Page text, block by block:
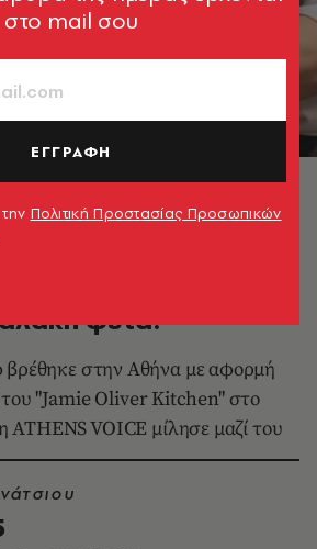
φέτα!
στην Αθήνα με αφορμή
του "Jamie Oliver Kitchen" στο
ATHENS VOICE μίλησε μαζί του
στο mail σου
ΕΓΓΡΑΦΗ
Πολιτική Προστασίας Προσωπικών